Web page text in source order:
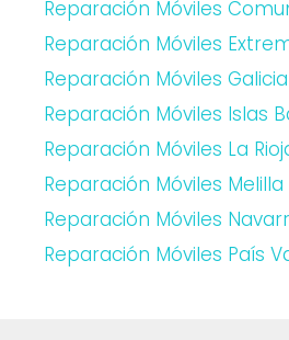
Reparación Móviles
Reparación Móviles
Reparación Móviles Galicia
Reparación Móviles Islas
Reparación Móviles La
Reparación Móviles Melilla
Reparación Móviles
Reparación Móviles País